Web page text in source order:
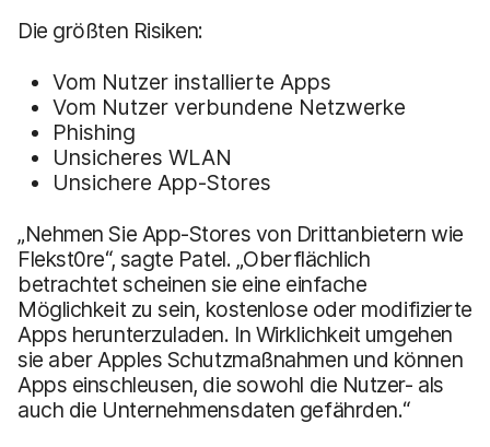
Die größten Risiken:
Vom Nutzer installierte Apps
Vom Nutzer verbundene Netzwerke
Phishing
Unsicheres WLAN
Unsichere App-Stores
„Nehmen Sie App-Stores von Drittanbietern wie
Flekst0re“, sagte Patel. „Oberflächlich
betrachtet scheinen sie eine einfache
Möglichkeit zu sein, kostenlose oder modifizierte
Apps herunterzuladen. In Wirklichkeit umgehen
sie aber Apples Schutzmaßnahmen und können
Apps einschleusen, die sowohl die Nutzer- als
auch die Unternehmensdaten gefährden.“